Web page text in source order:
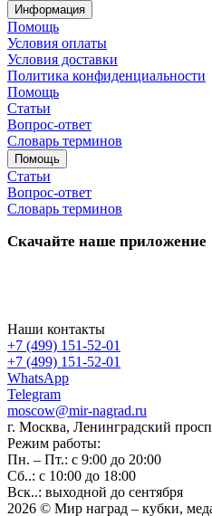
Информация
Помощь
Условия оплаты
Условия доставки
Политика конфиденциальности
Помощь
Статьи
Вопрос-ответ
Словарь терминов
Помощь
Статьи
Вопрос-ответ
Словарь терминов
Скачайте наше приложение
Наши контакты
+7 (499) 151-52-01
+7 (499) 151-52-01
WhatsApp
Telegram
moscow@mir-nagrad.ru
г. Москва, Ленинградский
Режим работы:
Пн. – Пт.: с 9:00 до 20:00
Сб..: с 10:00 до 18:00
Вск..: выходной до сентября
2026 © Мир наград – кубки,